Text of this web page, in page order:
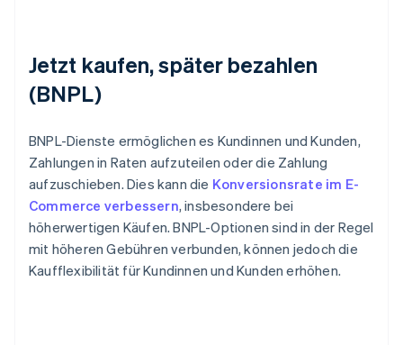
Jetzt kaufen, später bezahlen
(BNPL)
BNPL-Dienste ermöglichen es Kundinnen und Kunden,
Zahlungen in Raten aufzuteilen oder die Zahlung
aufzuschieben. Dies kann die Konversionsrate im E-
Commerce verbessern, insbesondere bei
höherwertigen Käufen. BNPL-Optionen sind in der Regel
mit höheren Gebühren verbunden, können jedoch die
Kaufflexibilität für Kundinnen und Kunden erhöhen.